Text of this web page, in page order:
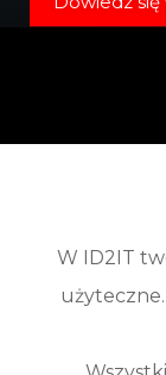
KONTAKT
W ID2IT